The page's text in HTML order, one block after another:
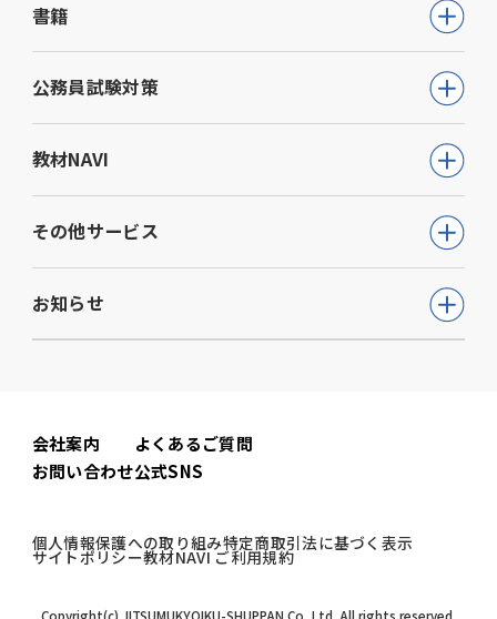
書籍
公務員試験
教員採用試験
就職・資格・検定
教育・学参
ビジネス
生活実用・教養
心理学
公務員試験対策
公務員試験について知る
通信講座
動画で学ぶ【公務員合格】シリーズ
書籍
模擬試験
教材NAVI
高等学校向け事業
大学・短期大学向け事業
専門学校向け事業
中学校向け事業
その他サービス
ウェルネス(心理検査他)
児童発達支援事業
お知らせ
書籍関連
公務員試験関連
会社案内
お問い合わせ
よくあるご質問
公式SNS
個人情報保護への取り組み特定商取引法に基づく表示
サイトポリシー教材NAVI ご利用規約
Copyright(c) JITSUMUKYOIKU-SHUPPAN Co.,Ltd. All rights reserved.